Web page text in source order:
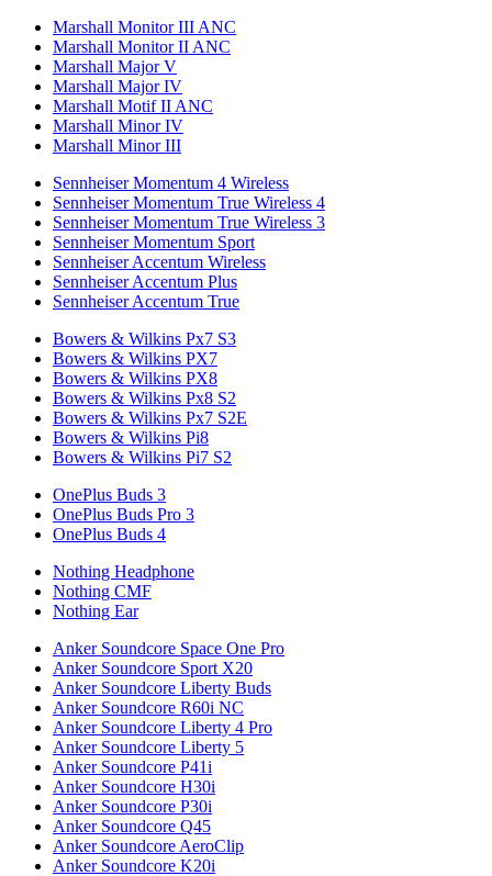
Marshall Monitor III ANC
Marshall Monitor II ANC
Marshall Major V
Marshall Major IV
Marshall Motif II ANC
Marshall Minor IV
Marshall Minor III
Sennheiser Momentum 4 Wireless
Sennheiser Momentum True Wireless 4
Sennheiser Momentum True Wireless 3
Sennheiser Momentum Sport
Sennheiser Accentum Wireless
Sennheiser Accentum Plus
Sennheiser Accentum True
Bowers & Wilkins Px7 S3
Bowers & Wilkins PX7
Bowers & Wilkins PX8
Bowers & Wilkins Px8 S2
Bowers & Wilkins Px7 S2E
Bowers & Wilkins Pi8
Bowers & Wilkins Pi7 S2
OnePlus Buds 3
OnePlus Buds Pro 3
OnePlus Buds 4
Nothing Headphone
Nothing CMF
Nothing Ear
Anker Soundcore Space One Pro
Anker Soundcore Sport X20
Anker Soundcore Liberty Buds
Anker Soundcore R60i NC
Anker Soundcore Liberty 4 Pro
Anker Soundcore Liberty 5
Anker Soundcore P41i
Anker Soundcore H30i
Anker Soundcore P30i
Anker Soundcore Q45
Anker Soundcore AeroClip
Anker Soundcore K20i